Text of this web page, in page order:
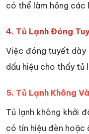
có thể làm hỏng các
4. Tủ Lạnh Đóng
Việc đóng tuyết dày
dấu hiệu cho thấy tủ
5. Tủ Lạnh Không
Tủ lạnh không khởi
có tín hiệu đèn hoặc